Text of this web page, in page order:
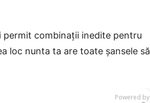
permit combinații inedite pentru
loc nunta ta are toate șansele să